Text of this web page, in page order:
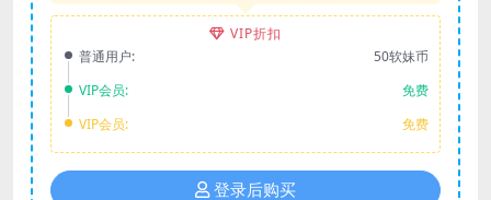
VIP折扣
普通用户:
50软妹币
VIP会员:
免费
VIP会员:
免费
登录后购买